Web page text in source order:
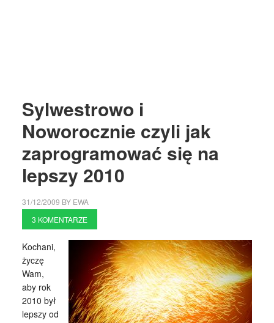
Sylwestrowo i
Noworocznie czyli jak
zaprogramować się na
lepszy 2010
31/12/2009 BY EWA
3 KOMENTARZE
Kochani,
życzę
Wam,
aby rok
2010 był
lepszy od